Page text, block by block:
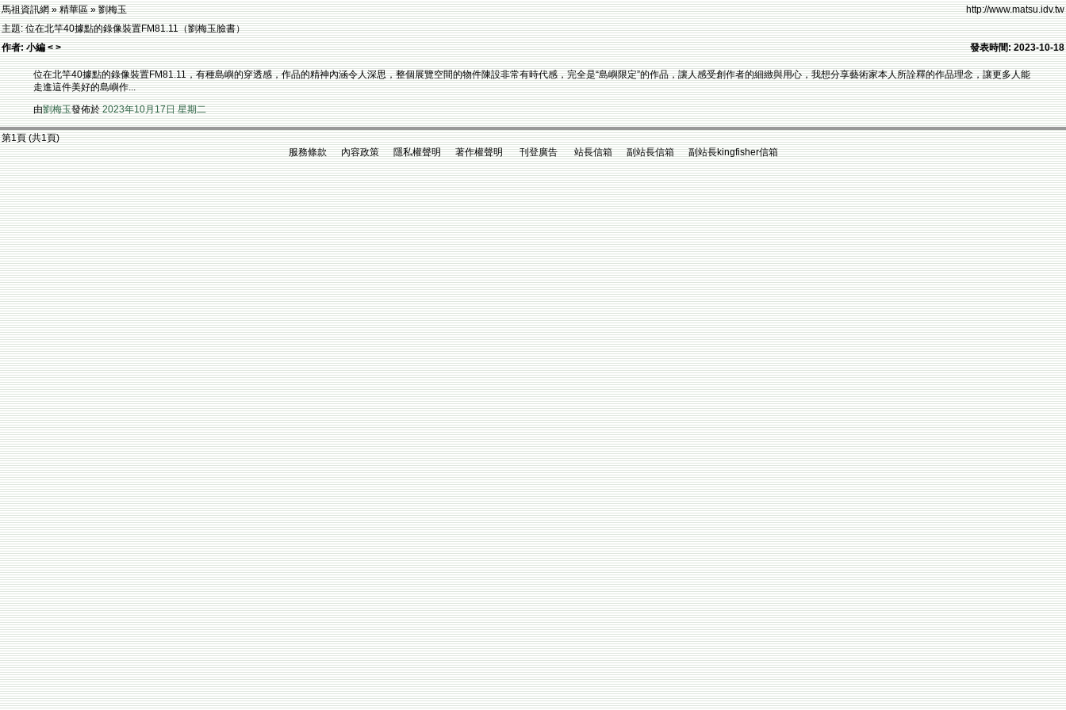
馬祖資訊網 » 精華區 » 劉梅玉
http://www.matsu.idv.tw
主題: 位在北竿40據點的錄像裝置FM81.11（劉梅玉臉書）
作者: 小編 < >
發表時間: 2023-10-18
位在北竿40據點的錄像裝置FM81.11，有種島嶼的穿透感，作品的精神內涵令人深思，整個展覽空間的物件陳設非常有時代感，完全是“島嶼限定”的作品，讓人感受創作者的細緻與用心，我想分享藝術家本人所詮釋的作品理念，讓更多人能
走進這件美好的島嶼作...
由劉梅玉發佈於2023年10月17日 星期二
第1頁 (共1頁)
服務條款 內容政策 隱私權聲明 著作權聲明 刊登廣告 站長信箱 副站長信箱 副站長kingfisher信箱